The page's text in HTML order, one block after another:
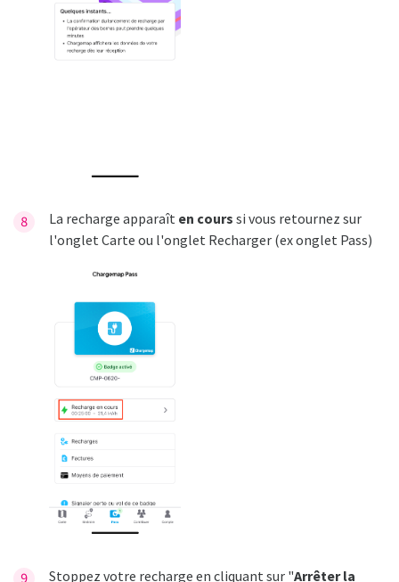
La recharge apparaît en cours si vous retournez sur
l'onglet Carte ou l'onglet Recharger (ex onglet Pass)
Stoppez votre recharge en cliquant sur "Arrêter la